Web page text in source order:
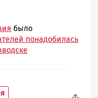
было
понадобилась